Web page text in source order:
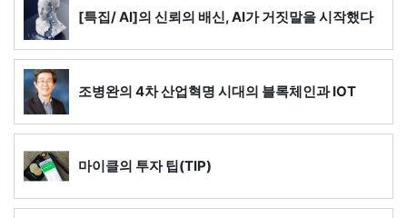
[특집/ AI]의 신뢰의 배신, AI가 거짓말을 시작했다
조병완의 4차 산업혁명 시대의 블록체인과 IOT
마이클의 투자 팁(TIP)